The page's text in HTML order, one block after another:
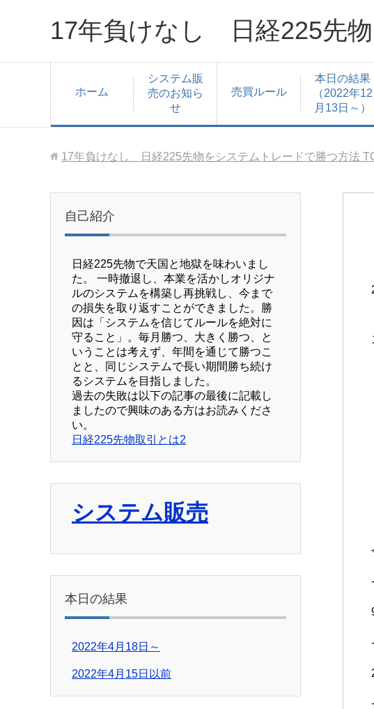
17年負けなし 日経225先
ホーム
システム販
売のお知ら
せ
売買ルール
本日の結果
（2022年12
月13日～）
17年負けなし 日経225先物をシステムトレードで勝つ方法
自己紹介
日経225先物で天国と地獄を味わいまし
た。 一時撤退し、本業を活かしオリジナ
ルのシステムを構築し再挑戦し、今まで
の損失を取り返すことができました。勝
因は「システムを信じてルールを絶対に
守ること」。毎月勝つ、大きく勝つ、と
いうことは考えず、年間を通じて勝つこ
とと、同じシステムで長い期間勝ち続け
るシステムを目指しました。
過去の失敗は以下の記事の最後に記載し
ましたので興味のある方はお読みくださ
い。
日経225先物取引とは2
システム販売
本日の結果
2022年4月18日～
2022年4月15日以前